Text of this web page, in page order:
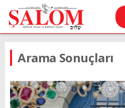
Arama Sonuçları